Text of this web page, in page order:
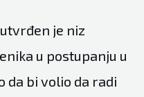
je niz
u postupanju u
da bi volio da radi